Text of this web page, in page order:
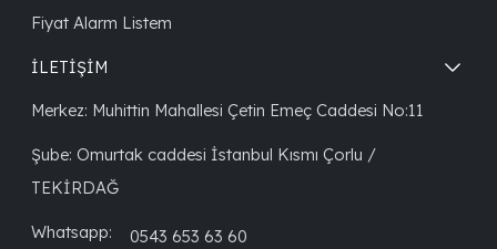
Fiyat Alarm Listem
İLETİŞİM
Merkez: Muhittin Mahallesi Çetin Emeç Caddesi No:11
Şube: Omurtak caddesi İstanbul Kısmı Çorlu /
TEKİRDAĞ
Whatsapp: 0543 653 63 60